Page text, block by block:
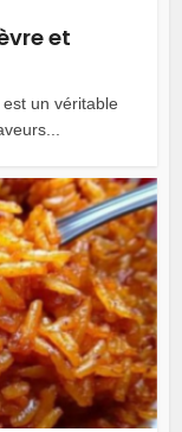
et
un véritable